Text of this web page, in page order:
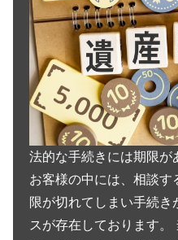
法的な手続きには期限が
お客様の中には、相談す
限が切れてしまい手続
スが存在しております